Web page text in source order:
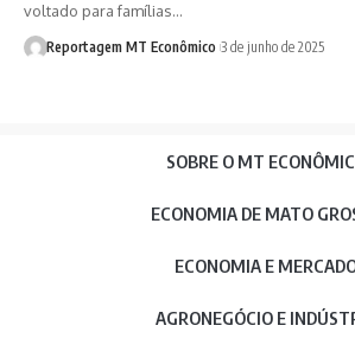
voltado para famílias…
Reportagem MT Econômico 3 de junho de 2025
SOBRE O MT
ECONOMIA DE MATO
ECONOMIA E
AGRONEGÓCIO E